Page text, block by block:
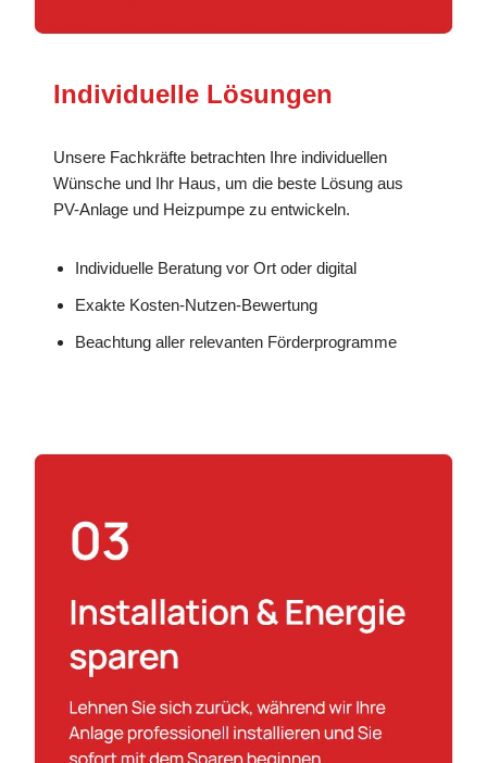
Individuelle Lösungen
Unsere Fachkräfte betrachten Ihre individuellen
Wünsche und Ihr Haus, um die beste Lösung aus
PV-Anlage und Heizpumpe zu entwickeln.
Individuelle Beratung vor Ort oder digital
Exakte Kosten-Nutzen-Bewertung
Beachtung aller relevanten Förderprogramme